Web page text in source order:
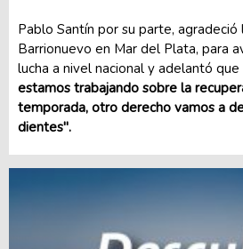
Pablo Santín por su parte, agradeció
Barrionuevo en Mar del Plata, para
lucha a nivel nacional y adelantó que
estamos trabajando sobre la
temporada, otro derecho vamos a
dientes".